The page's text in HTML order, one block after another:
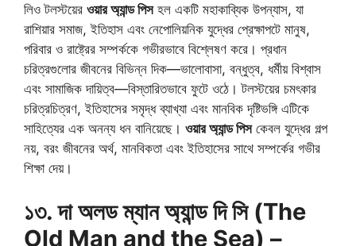
লিও টলস্টয়ের ওয়ার অ্যান্ড পিসহল একটি মহাকাব্যিক উপন্যাস, যা
রাশিয়ার সমাজ, ইতিহাস এবং নেপোলিয়নিক যুদ্ধের প্রেক্ষাপটে মানুষ,
পরিবার ও রাষ্ট্রের সম্পর্ককে গভীরভাবে বিশ্লেষণ করে। প্রধান
চরিত্রগুলোর জীবনের বিভিন্ন দিক—ভালোবাসা, বন্ধুত্ব, ধর্মীয় বিশ্বাস
এবং সামাজিক দায়িত্ব—বিস্তারিতভাবে ফুটে ওঠে। টলস্টয়ের চমৎকার
চরিত্রচিত্রণ, ইতিহাসের সমৃদ্ধ ব্যাখ্যা এবং মানবিক দৃষ্টিভঙ্গি এটিকে
সাহিত্যের এক অনন্য ধন বানিয়েছে। ওয়ার অ্যান্ড পিসকেবল যুদ্ধের গল্প
নয়, বরং জীবনের অর্থ, মানবিকতা এবং ইতিহাসের সাথে সম্পর্কের গভীর
শিক্ষা দেয়।
১৩. দা অলড ম্যান অ্যান্ড দি সি (The
Old Man and the Sea) –